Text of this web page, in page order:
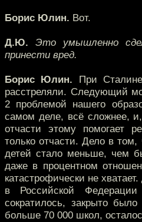
Борис Юлин. Вот.
Д.Ю. Это умышленно
принести вред.
Борис Юлин. При
расстреляли. Следующий
2 проблемой нашего
самом деле, всё сложнее,
отчасти этому помогает
только отчасти. Дело в
детей стало меньше, чем
даже в процентном
катастрофически не
в Российской
сократилось, закрыто
больше 70 000 школ,